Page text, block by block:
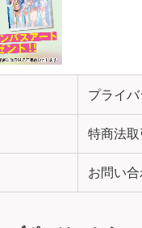
プライ
特商法
お問い